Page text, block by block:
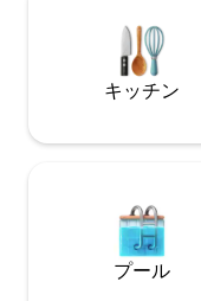
タオル、石鹸、シャ
の水準でプロによる清掃 🔑 24時間
対応のセルフチェッ
じてアーリーチェッ
キッチン
プール